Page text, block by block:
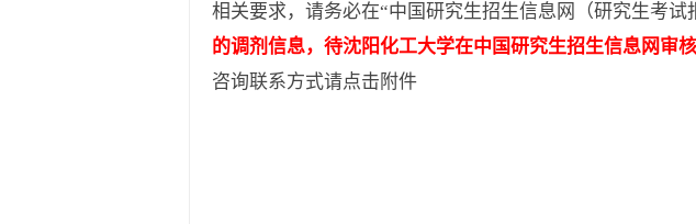
相关要求，请务必在“中国研究生招生信息网（研究生考
的调剂信息，待沈阳化工大学在中国研究生招生信息网审
咨询联系方式请点击附件